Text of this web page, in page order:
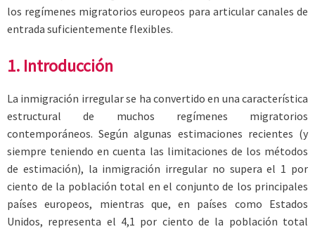
los regímenes migratorios europeos para articular canales de
entrada suficientemente flexibles.
1. Introducción
La inmigración irregular se ha convertido en una característica
estructural de muchos regímenes migratorios
contemporáneos. Según algunas estimaciones recientes (y
siempre teniendo en cuenta las limitaciones de los métodos
de estimación), la inmigración irregular no supera el 1 por
ciento de la población total en el conjunto de los principales
países europeos, mientras que, en países como Estados
Unidos, representa el 4,1 por ciento de la población total